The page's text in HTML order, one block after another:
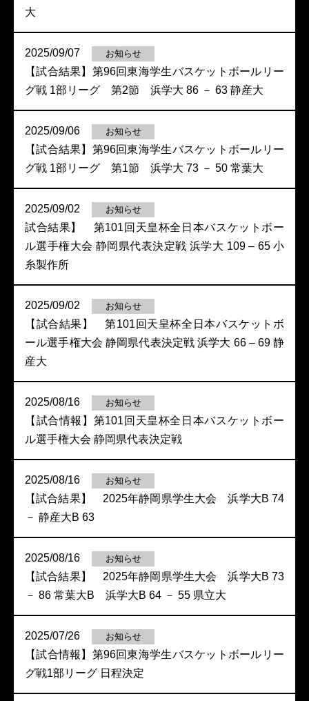
大
2025/09/07 お知らせ
【試合結果】第96回東海学生バスケットボールリー
グ戦 1部リーグ 第2節 浜学大 86 － 63 静産大
2025/09/06 お知らせ
【試合結果】第96回東海学生バスケットボールリー
グ戦 1部リーグ 第1節 浜学大 73 － 50 常葉大
2025/09/02 お知らせ
試合結果】 第101回天皇杯全日本バスケットボー
ル選手権大会 静岡県代表決定戦 浜学大 109 – 65 小
糸製作所
2025/09/02 お知らせ
【試合結果】 第101回天皇杯全日本バスケットボ
ール選手権大会 静岡県代表決定戦 浜学大 66 – 69 静
産大
2025/08/16 お知らせ
【試合情報】第101回天皇杯全日本バスケットボー
ル選手権大会 静岡県代表決定戦
2025/08/16 お知らせ
【試合結果】 2025年静岡県学生大会 浜学大B 74
－ 静産大B 63
2025/08/16 お知らせ
【試合結果】 2025年静岡県学生大会 浜学大B 73
－ 86 常葉大B 浜学大B 64 － 55 県立大
2025/07/26 お知らせ
【試合情報】第96回東海学生バスケットボールリー
グ戦1部リーグ 日程決定